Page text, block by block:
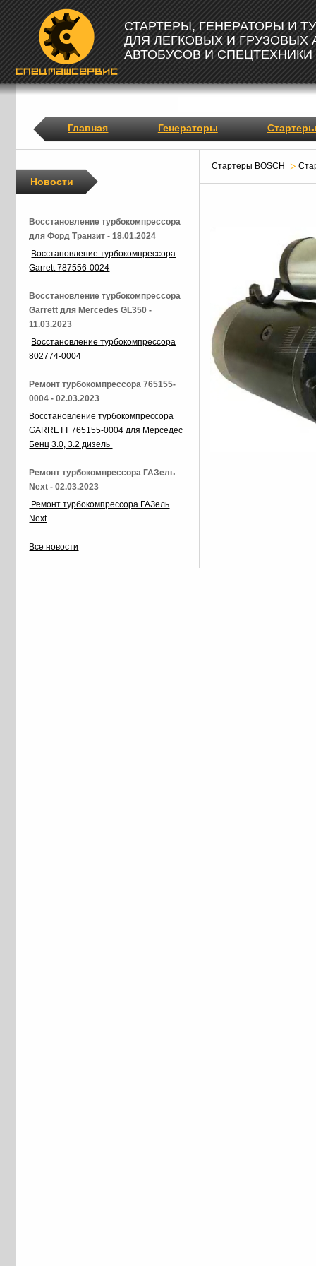
СТАРТЕРЫ, ГЕНЕРАТОРЫ И
ДЛЯ ЛЕГКОВЫХ И ГРУЗОВЫХ
АВТОБУСОВ И СПЕЦТЕХНИКИ
Главная Генераторы Стартеры
Стартеры BOSCH
Новости
Восстановление турбокомпрессора
для Форд Транзит - 18.01.2024
Восстановление турбокомпрессора
Garrett 787556-0024
Восстановление турбокомпрессора
Garrett для Mercedes GL350 -
11.03.2023
Восстановление турбокомпрессора
802774-0004
Ремонт турбокомпрессора 765155-
0004 - 02.03.2023
Восстановление турбокомпрессора
GARRETT 765155-0004 для Мерседес
Бенц 3.0, 3.2 дизель
Ремонт турбокомпрессора ГАЗель
Next - 02.03.2023
Ремонт турбокомпрессора ГАЗель
Next
Все новости